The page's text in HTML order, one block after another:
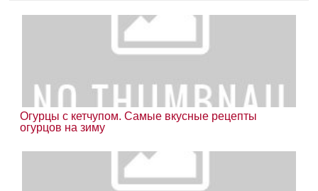
Огурцы с кетчупом. Самые вкусные рецепты
огурцов на зиму